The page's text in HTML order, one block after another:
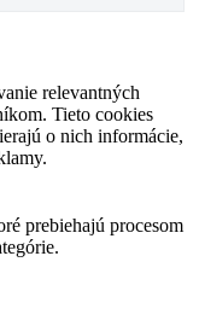
relevantných
Tieto cookies
o nich informácie,
prebiehajú procesom